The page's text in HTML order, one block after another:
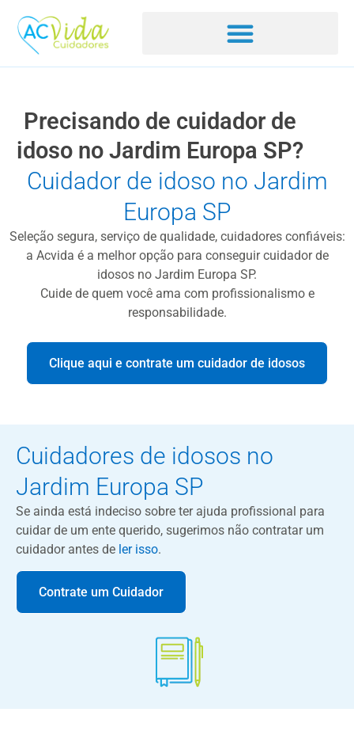
Precisando de cuidador de
idoso no Jardim Europa SP?
Cuidador de idoso no Jardim
Europa SP
Seleção segura, serviço de qualidade, cuidadores confiáveis:
a Acvida é a melhor opção para conseguir cuidador de
idosos no Jardim Europa SP.
Cuide de quem você ama com profissionalismo e
responsabilidade.
Clique aqui e contrate um cuidador de idosos
Cuidadores de idosos no
Jardim Europa SP
Se ainda está indeciso sobre ter ajuda profissional para
cuidar de um ente querido, sugerimos não contratar um
cuidador antes de ler isso.
Contrate um Cuidador